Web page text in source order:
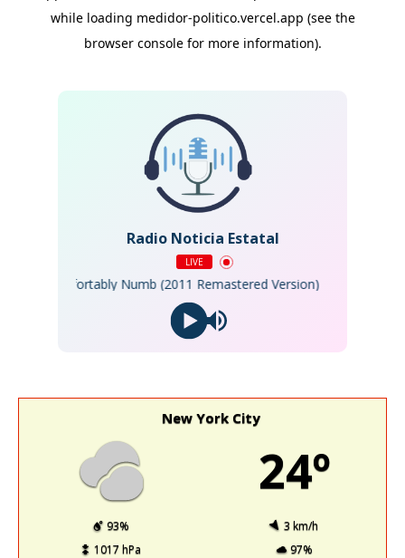
Radio Noticia Estatal
LIVE
- Comfortably Numb (2011 Remastered Version)
New York City
24º
93%
3 km/h
1017 hPa
97%